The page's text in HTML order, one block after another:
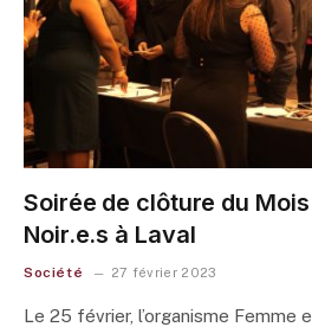
Soirée de clôture du
Noir.e.s à Laval
Société 27 février 2023
Le 25 février, l’organisme Femme